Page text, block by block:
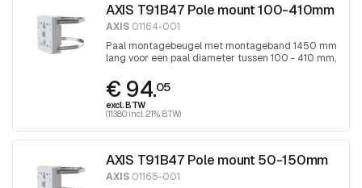
AXIS T91B47 Pole mount 100-410mm
AXIS 01164-001
Paal montagebeugel met montageband 1450 mm
lang voor een paal diameter tussen 100 - 410 mm,
schroevendraaier
€ 94.05
excl. BTW
(113.80 incl. 21% BTW)
AXIS T91B47 Pole mount 50-150mm
AXIS 01165-001